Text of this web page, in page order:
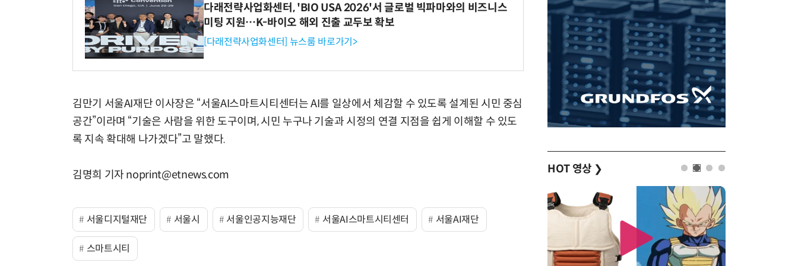
다래전략사업화센터, 'BIO USA 2026'서 글로벌 빅파마와의 비즈니스
미팅 지원…K-바이오 해외 진출 교두보 확보
[다래전략사업화센터] 뉴스룸 바로가기>
김만기 서울AI재단 이사장은 “서울AI스마트시티센터는 AI를 일상에서 체감할 수 있도록 설계된 시민 중심
공간”이라며 “기술은 사람을 위한 도구이며, 시민 누구나 기술과 시정의 연결 지점을 쉽게 이해할 수 있도
록 지속 확대해 나가겠다”고 말했다.
김명희 기자 noprint@etnews.com
서울디지털재단 서울시 서울인공지능재단 서울AI스마트시티센터 서울AI재단
스마트시티
HOT 영상 ❯